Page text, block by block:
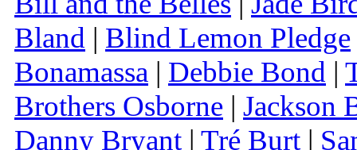
Bland | Blind Lemon Pledge
Bonamassa | Debbie Bond |
Brothers Osborne | Jackson
Danny Bryant | Tré Burt |